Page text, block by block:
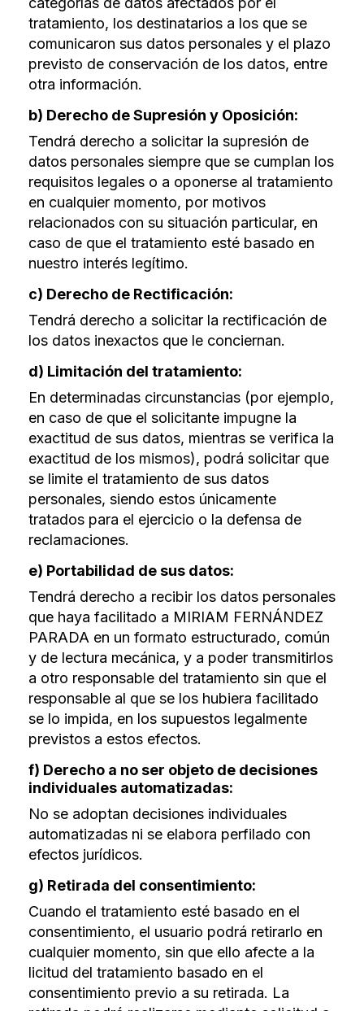
tratamiento, los destinatarios a los que se
comunicaron sus datos personales y el plazo
previsto de conservación de los datos, entre
otra información.
b) Derecho de Supresión y Oposición:
Tendrá derecho a solicitar la supresión de
datos personales siempre que se cumplan los
requisitos legales o a oponerse al tratamiento
en cualquier momento, por motivos
relacionados con su situación particular, en
caso de que el tratamiento esté basado en
nuestro interés legítimo.
c) Derecho de Rectificación:
Tendrá derecho a solicitar la rectificación de
los datos inexactos que le conciernan.
d) Limitación del tratamiento:
En determinadas circunstancias (por ejemplo,
en caso de que el solicitante impugne la
exactitud de sus datos, mientras se verifica la
exactitud de los mismos), podrá solicitar que
se limite el tratamiento de sus datos
personales, siendo estos únicamente
tratados para el ejercicio o la defensa de
reclamaciones.
e) Portabilidad de sus datos:
Tendrá derecho a recibir los datos personales
que haya facilitado a MIRIAM FERNÁNDEZ
PARADA en un formato estructurado, común
y de lectura mecánica, y a poder transmitirlos
a otro responsable del tratamiento sin que el
responsable al que se los hubiera facilitado
se lo impida, en los supuestos legalmente
previstos a estos efectos.
f) Derecho a no ser objeto de decisiones
individuales automatizadas:
No se adoptan decisiones individuales
automatizadas ni se elabora perfilado con
efectos jurídicos.
g) Retirada del consentimiento:
Cuando el tratamiento esté basado en el
consentimiento, el usuario podrá retirarlo en
cualquier momento, sin que ello afecte a la
licitud del tratamiento basado en el
consentimiento previo a su retirada. La